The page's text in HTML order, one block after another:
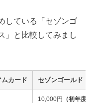
している「セゾンゴ
」と比較してみまし
カード セゾンゴールド
10,000円 （初年度